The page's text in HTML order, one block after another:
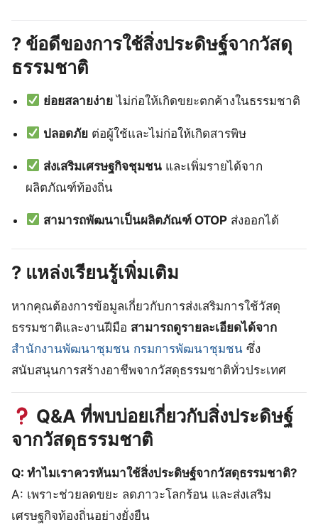
? ข้อดีของการใช้สิ่งประดิษฐ์จากวัสดุ
ธรรมชาติ
ย่อยสลายง่ายไม่ก่อให้เกิดขยะตกค้างในธรรมชาติ
ปลอดภัยต่อผู้ใช้และไม่ก่อให้เกิดสารพิษ
ส่งเสริมเศรษฐกิจชุมชนและเพิ่มรายได้จาก
ผลิตภัณฑ์ท้องถิ่น
สามารถพัฒนาเป็นผลิตภัณฑ์ OTOPส่งออกได้
? แหล่งเรียนรู้เพิ่มเติม
หากคุณต้องการข้อมูลเกี่ยวกับการส่งเสริมการใช้วัสดุ
ธรรมชาติและงานฝีมือ สามารถดูรายละเอียดได้จาก
สำนักงานพัฒนาชุมชน กรมการพัฒนาชุมชน ซึ่ง
สนับสนุนการสร้างอาชีพจากวัสดุธรรมชาติทั่วประเทศ
Q&A ที่พบบ่อยเกี่ยวกับสิ่งประดิษฐ์
จากวัสดุธรรมชาติ
Q: ทำไมเราควรหันมาใช้สิ่งประดิษฐ์จากวัสดุธรรมชาติ?
A: เพราะช่วยลดขยะ ลดภาวะโลกร้อน และส่งเสริม
เศรษฐกิจท้องถิ่นอย่างยั่งยืน